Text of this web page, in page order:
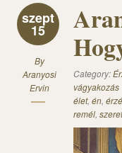
szept
15
By
Aranyosi
Ervin
Category:
vágyakozás
élet, én,
remél,